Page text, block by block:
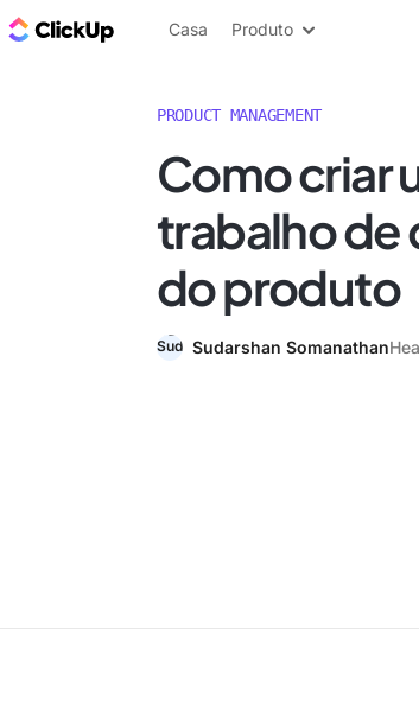
ClickUp Blogue
Casa Produto
PRODUCT MANAGEMENT
Como criar
trabalho
do produto
Sudarshan Somanathan